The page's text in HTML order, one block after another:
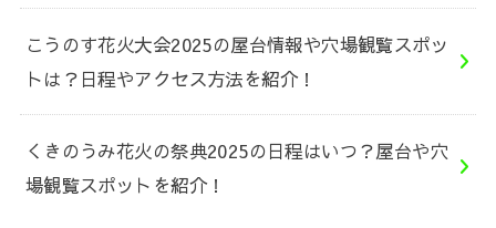
こうのす花火大会2025の屋台情報や穴場観覧スポッ
トは？日程やアクセス方法を紹介！
くきのうみ花火の祭典2025の日程はいつ？屋台や穴
場観覧スポットを紹介！